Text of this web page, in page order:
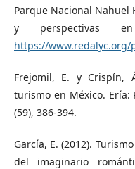
Parque Nacional Nahuel
y perspectivas
https://www.redalyc.org/
Frejomil, E. y Crispín,
turismo en México. Ería:
(59), 386-394.
García, E. (2012).
del imaginario